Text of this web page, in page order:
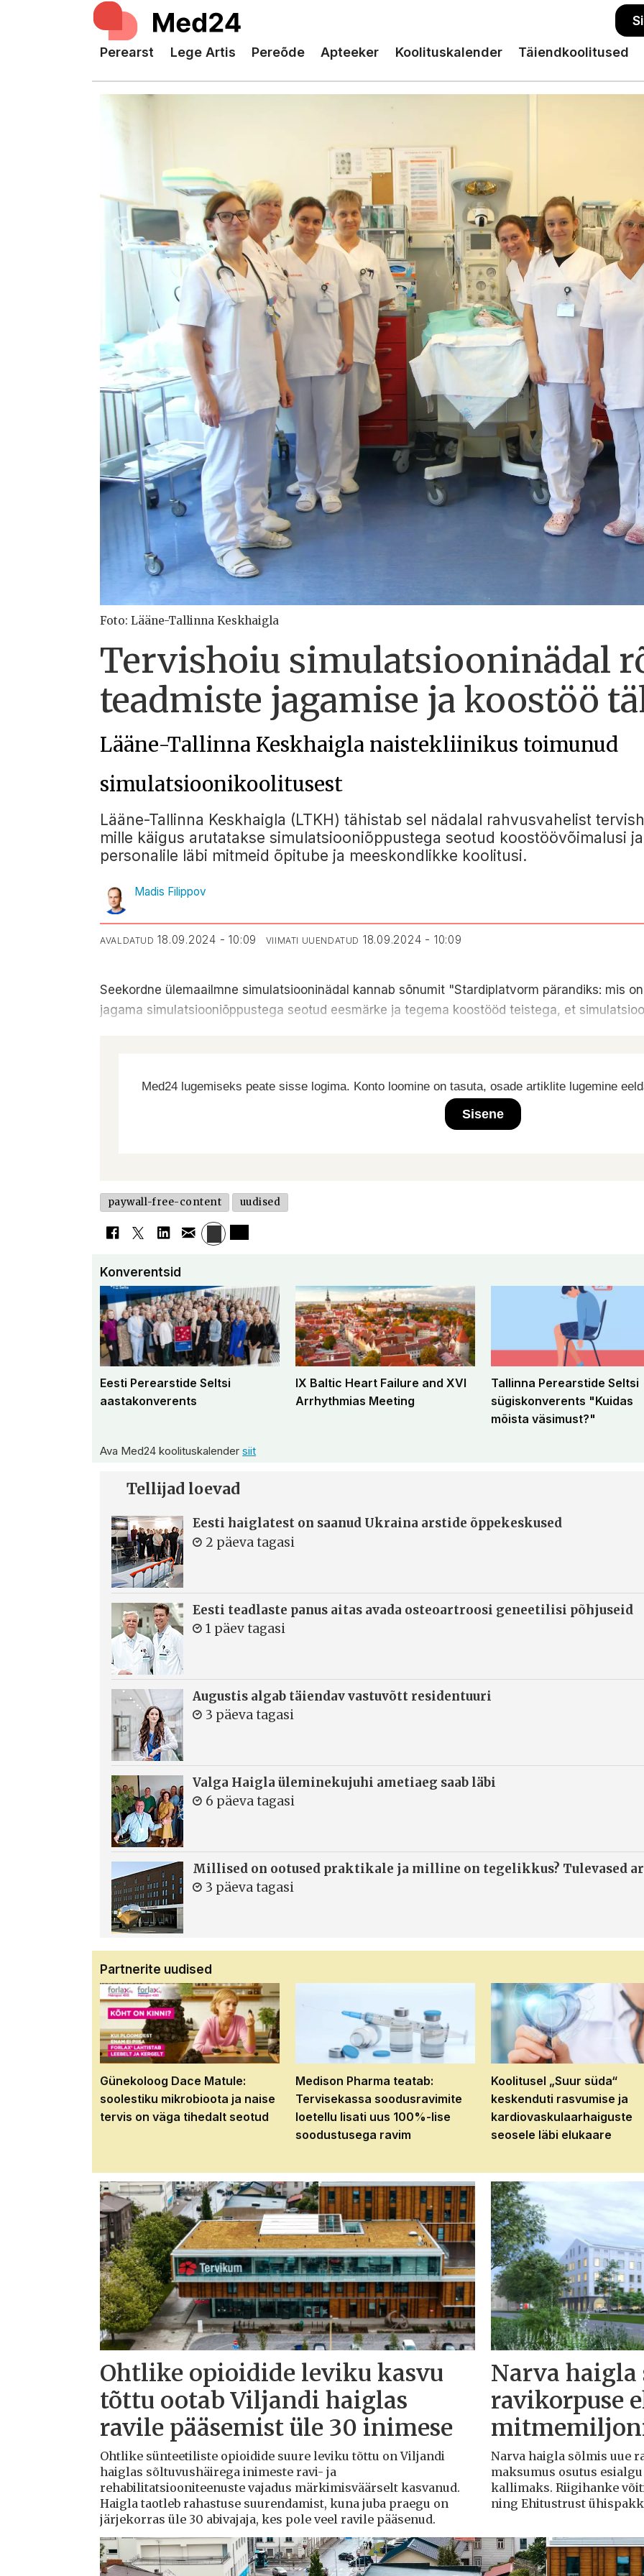
Perearst Lege Artis Pereõde Apteeker Koolituskalender Täiendkoolitused
Foto: Lääne-Tallinna Keskhaigla
Tervishoiu simulatsiooninädal
teadmiste jagamise ja koostöö
Lääne-Tallinna Keskhaigla naistekliinikus toimunud
simulatsioonikoolitusest
Lääne-Tallinna Keskhaigla (LTKH) tähistab sel nädalal rahvusvahelist
mille käigus arutatakse simulatsiooniõppustega seotud koostöövõimalusi
personalile läbi mitmeid õpitube ja meeskondlikke koolitusi.
Madis Filippov
AVALDATUD 18.09.2024 - 10:09 VIIMATI UUENDATUD 18.09.2024 - 10:09
Seekordne ülemaailmne simulatsiooninädal kannab sõnumit "Stardiplatvorm pärandiks: mis
jagama simulatsiooniõppustega seotud eesmärke ja tegema koostööd teistega, et
Med24 lugemiseks peate sisse logima. Konto loomine on tasuta, osade artiklite lugemine
Sisene
paywall-free-content uudised
Konverentsid
Eesti Perearstide Seltsi
aastakonverents
IX Baltic Heart Failure and XVI
Arrhythmias Meeting
Tallinna Perearstide Seltsi
sügiskonverents "Kuidas
mõista väsimust?"
Ava Med24 koolituskalendersiit
Tellijad loevad
Eesti haiglatest on saanud Ukraina arstide õppekeskused
2 päeva tagasi
Eesti teadlaste panus aitas avada osteoartroosi geneetilisi põhjuseid
1 päev tagasi
Augustis algab täiendav vastuvõtt residentuuri
3 päeva tagasi
Valga Haigla üleminekujuhi ametiaeg saab läbi
6 päeva tagasi
Millised on ootused praktikale ja milline on tegelikkus? Tulevased
3 päeva tagasi
Partnerite uudised
Günekoloog Dace Matule:
soolestiku mikrobioota ja naise
tervis on väga tihedalt seotud
Medison Pharma teatab:
Tervisekassa soodusravimite
loetellu lisati uus 100%-lise
soodustusega ravim
Koolitusel „Suur süda“
keskenduti rasvumise ja
kardiovaskulaarhaiguste
seosele läbi elukaare
Ohtlike opioidide leviku kasvu
tõttu ootab Viljandi haiglas
ravile pääsemist üle 30 inimese
Ohtlike sünteetiliste opioidide suure leviku tõttu on Viljandi
haiglas sõltuvushäirega inimeste ravi- ja
rehabilitatsiooniteenuste vajadus märkimisväärselt kasvanud.
Haigla taotleb rahastuse suurendamist, kuna juba praegu on
järjekorras üle 30 abivajaja, kes pole veel ravile pääsenud.
Narva haigla
ravikorpuse
Narva haigla sõlmis uue
maksumus osutus
kallimaks. Riigihanke
ning Ehitustrust